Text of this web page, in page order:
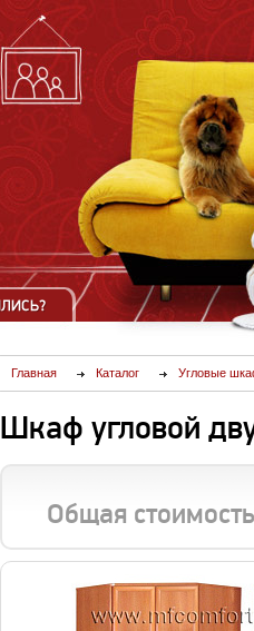
Главная Каталог Угловые
Шкаф угловой
Общая